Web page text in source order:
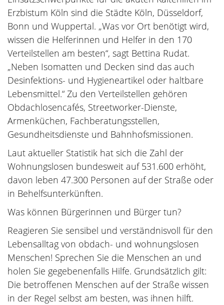
Erzbistum Köln sind die Städte Köln, Düsseldorf,
Bonn und Wuppertal. „Was vor Ort benötigt wird,
wissen die Helferinnen und Helfer in den 170
Verteilstellen am besten“, sagt Bettina Rudat.
„Neben Isomatten und Decken sind das auch
Desinfektions- und Hygieneartikel oder haltbare
Lebensmittel.“ Zu den Verteilstellen gehören
Obdachlosencafés, Streetworker-Dienste,
Armenküchen, Fachberatungsstellen,
Gesundheitsdienste und Bahnhofsmissionen.
Laut aktueller Statistik hat sich die Zahl der
Wohnungslosen bundesweit auf 531.600 erhöht,
davon leben 47.300 Personen auf der Straße oder
in Behelfsunterkünften.
Was können Bürgerinnen und Bürger tun?
Reagieren Sie sensibel und verständnisvoll für den
Lebensalltag von obdach- und wohnungslosen
Menschen! Sprechen Sie die Menschen an und
holen Sie gegebenenfalls Hilfe. Grundsätzlich gilt:
Die betroffenen Menschen auf der Straße wissen
in der Regel selbst am besten, was ihnen hilft.